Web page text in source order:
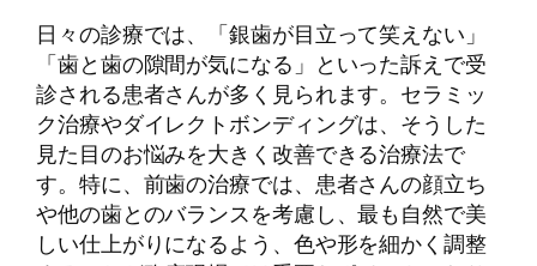
日々の診療では、「銀歯が目立って笑えない」
「歯と歯の隙間が気になる」といった訴えで受
診される患者さんが多く見られます。セラミッ
ク治療やダイレクトボンディングは、そうした
見た目のお悩みを大きく改善できる治療法で
す。特に、前歯の治療では、患者さんの顔立ち
や他の歯とのバランスを考慮し、最も自然で美
しい仕上がりになるよう、色や形を細かく調整